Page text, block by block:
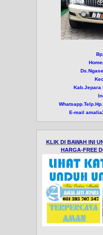
Kab.Jepara
E-mail
KLIK DI BAWAH INI
HARGA-FREE